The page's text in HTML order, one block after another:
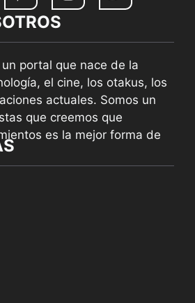
portal que nace de la
el cine, los otakus, los
actuales. Somos un
que creemos que
es la mejor forma de